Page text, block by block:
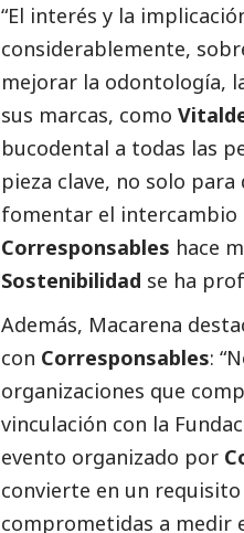
“El interés y la
considerablemente,
mejorar la odontología,
sus marcas, como
bucodental a todas las
pieza clave, no solo
fomentar el intercambio
Corresponsables hace
Sostenibilidad se ha
Además, Macarena
con Corresponsables:
organizaciones que
vinculación con la
evento organizado por
convierte en un requisito
comprometidas a medir